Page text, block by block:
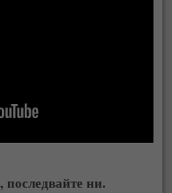
, последвайте ни.